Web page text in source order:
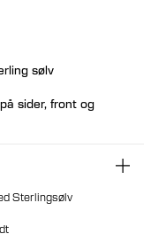
sølv
sider, front og
brug
Sterlingsølv